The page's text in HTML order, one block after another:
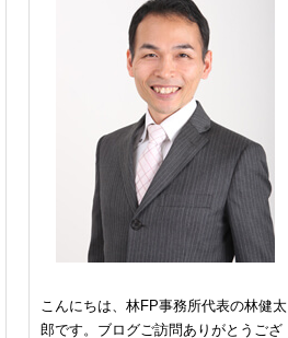
こんにちは、林FP事務所代表の林健太
郎です。ブログご訪問ありがとうござ